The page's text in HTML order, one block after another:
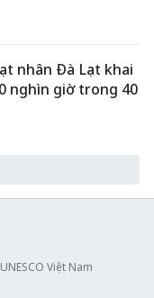
nhân Đà Lạt khai
nghìn giờ trong 40
Việt Nam